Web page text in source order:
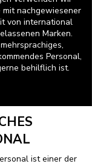
mit nachgewiesener
von international
Marken.
Personal,
behilflich ist.
ist einer der